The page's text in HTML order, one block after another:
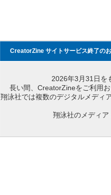
CreatorZine サイトサービス終了の
2026年3月31日を
長い間、CreatorZineをご利用
翔泳社では複数のデジタルメディ
翔泳社のメディア